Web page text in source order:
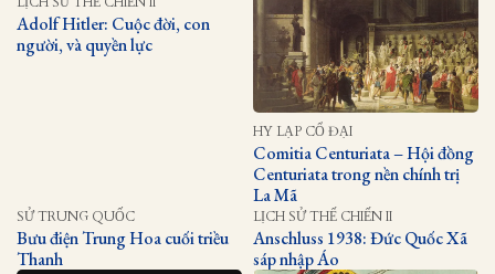
Adolf Hitler: Cuộc đời, con
người, và quyền lực
HY LẠP CỔ ĐẠI
Comitia Centuriata – Hội đồng
Centuriata trong nền chính trị
La Mã
SỬ TRUNG QUỐC
Bưu điện Trung Hoa cuối triều
Thanh
LỊCH SỬ THẾ CHIẾN II
Anschluss 1938: Đức Quốc Xã
sáp nhập Áo